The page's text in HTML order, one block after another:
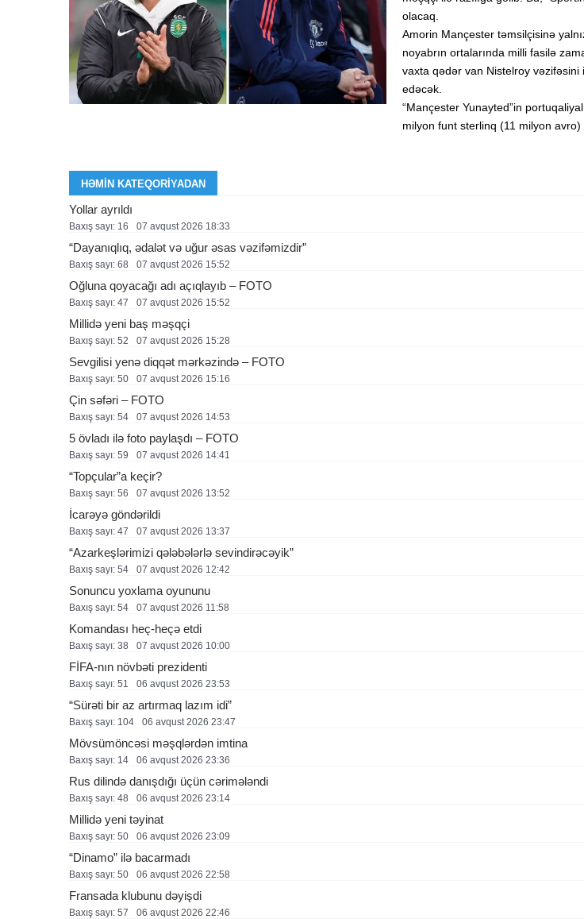
olacaq.
Amorin Mançester təmsilçisinə
noyabrın ortalarında milli fasilə
vaxta qədər van Nistelroy vəzifəsini
edəcək.
“Mançester Yunayted”in
milyon funt sterlinq (11 milyon avro)
HƏMIN KATEQORIYADAN
Yollar ayrıldı
Baxış sayı: 16 07 avqust 2026 18:33
“Dayanıqlıq, ədalət və uğur əsas vəzifəmizdir”
Baxış sayı: 68 07 avqust 2026 15:52
Oğluna qoyacağı adı açıqlayıb – FOTO
Baxış sayı: 47 07 avqust 2026 15:52
Millidə yeni baş məşqçi
Baxış sayı: 52 07 avqust 2026 15:28
Sevgilisi yenə diqqət mərkəzində – FOTO
Baxış sayı: 50 07 avqust 2026 15:16
Çin səfəri – FOTO
Baxış sayı: 54 07 avqust 2026 14:53
5 övladı ilə foto paylaşdı – FOTO
Baxış sayı: 59 07 avqust 2026 14:41
“Topçular”a keçir?
Baxış sayı: 56 07 avqust 2026 13:52
İcarəyə göndərildi
Baxış sayı: 47 07 avqust 2026 13:37
“Azarkeşlərimizi qələbələrlə sevindirəcəyik”
Baxış sayı: 54 07 avqust 2026 12:42
Sonuncu yoxlama oyununu
Baxış sayı: 54 07 avqust 2026 11:58
Komandası heç-heçə etdi
Baxış sayı: 38 07 avqust 2026 10:00
FİFA-nın növbəti prezidenti
Baxış sayı: 51 06 avqust 2026 23:53
“Sürəti bir az artırmaq lazım idi”
Baxış sayı: 104 06 avqust 2026 23:47
Mövsümöncəsi məşqlərdən imtina
Baxış sayı: 14 06 avqust 2026 23:36
Rus dilində danışdığı üçün cərimələndi
Baxış sayı: 48 06 avqust 2026 23:14
Millidə yeni təyinat
Baxış sayı: 50 06 avqust 2026 23:09
“Dinamo” ilə bacarmadı
Baxış sayı: 50 06 avqust 2026 22:58
Fransada klubunu dəyişdi
Baxış sayı: 57 06 avqust 2026 22:46